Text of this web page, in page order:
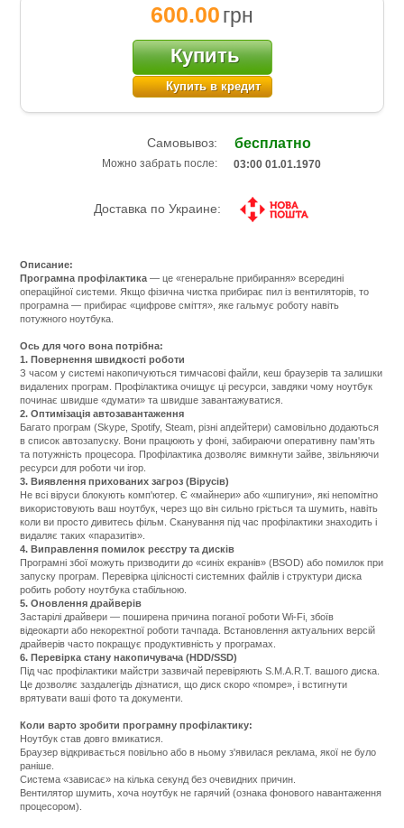
600.00грн
Купить
Купить в кредит
Самовывоз: бесплатно
Можно забрать после: 03:00 01.01.1970
Доставка по Украине:
Описание:
Програмна профілактика— це «генеральне прибирання» всередині
операційної системи. Якщо фізична чистка прибирає пил із вентиляторів, то
програмна — прибирає «цифрове сміття», яке гальмує роботу навіть
потужного ноутбука.
Ось для чого вона потрібна:
1. Повернення швидкості роботи
З часом у системі накопичуються тимчасові файли, кеш браузерів та залишки
видалених програм. Профілактика очищує ці ресурси, завдяки чому ноутбук
починає швидше «думати» та швидше завантажуватися.
2. Оптимізація автозавантаження
Багато програм (Skype, Spotify, Steam, різні апдейтери) самовільно додаються
в список автозапуску. Вони працюють у фоні, забираючи оперативну пам'ять
та потужність процесора. Профілактика дозволяє вимкнути зайве, звільняючи
ресурси для роботи чи ігор.
3. Виявлення прихованих загроз (Вірусів)
Не всі віруси блокують комп'ютер. Є «майнери» або «шпигуни», які непомітно
використовують ваш ноутбук, через що він сильно гріється та шумить, навіть
коли ви просто дивитесь фільм. Сканування під час профілактики знаходить і
видаляє таких «паразитів».
4. Виправлення помилок реєстру та дисків
Програмні збої можуть призводити до «синіх екранів» (BSOD) або помилок при
запуску програм. Перевірка цілісності системних файлів і структури диска
робить роботу ноутбука стабільною.
5. Оновлення драйверів
Застарілі драйвери — поширена причина поганої роботи Wi-Fi, збоїв
відеокарти або некоректної роботи тачпада. Встановлення актуальних версій
драйверів часто покращує продуктивність у програмах.
6. Перевірка стану накопичувача (HDD/SSD)
Під час профілактики майстри зазвичай перевіряють S.M.A.R.T. вашого диска.
Це дозволяє заздалегідь дізнатися, що диск скоро «помре», і встигнути
врятувати ваші фото та документи.
Коли варто зробити програмну профілактику:
Ноутбук став довго вмикатися.
Браузер відкривається повільно або в ньому з'явилася реклама, якої не було
раніше.
Система «зависає» на кілька секунд без очевидних причин.
Вентилятор шумить, хоча ноутбук не гарячий (ознака фонового навантаження
процесором).